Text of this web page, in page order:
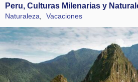
Peru, Culturas Milenarias y
Naturaleza, Vacaciones